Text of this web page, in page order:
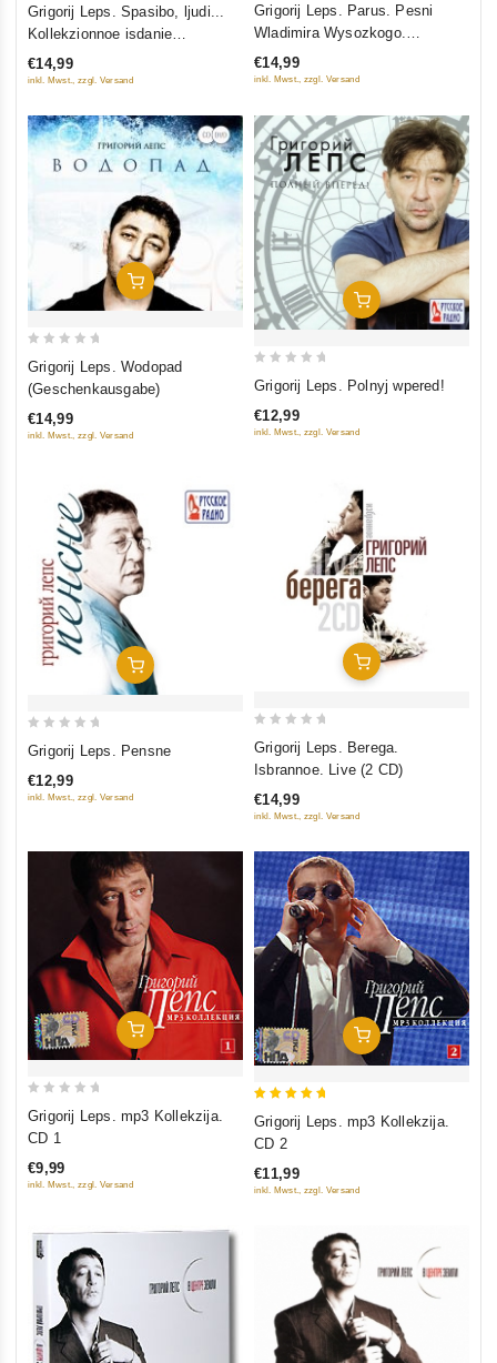
out
5
Grigorij Leps. Spasibo, ljudi...
Kollekzionnoe isdanie
(Geschenkausgabe)
€14,99
inkl. Mwst., zzgl. Versand
out
5
Grigorij Leps. Parus. Pesni
Wladimira Wysozkogo.
Kollekzionnoe isdanie
(Geschenkausgabe)
€14,99
inkl. Mwst., zzgl. Versand
In Den Warenkorb
out
5
Grigorij Leps. Wodopad
(Geschenkausgabe)
€14,99
inkl. Mwst., zzgl. Versand
In Den Warenkorb
out
of
Grigorij Leps. Polnyj wpered!
€12,99
inkl. Mwst., zzgl. Versand
In Den Warenkorb
out
of
Grigorij Leps. Pensne
€12,99
inkl. Mwst., zzgl. Versand
In Den Warenkorb
out
5
Grigorij Leps. Berega.
Isbrannoe. Live (2 CD)
€14,99
inkl. Mwst., zzgl. Versand
In Den Warenkorb
out
5
Grigorij Leps. mp3 Kollekzija.
CD 1
€9,99
inkl. Mwst., zzgl. Versand
In Den Warenkorb
out of 5
Grigorij Leps. mp3 Kollekzija.
CD 2
€11,99
inkl. Mwst., zzgl. Versand